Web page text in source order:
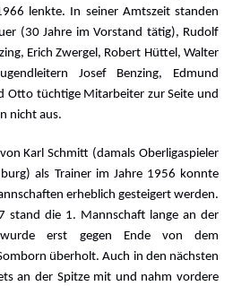
lenkte. In seiner Amtszeit standen
(30 Jahre im Vorstand tätig), Rudolf
Erich Zwergel, Robert Hüttel, Walter
Josef Benzing, Edmund
Otto tüchtige Mitarbeiter zur Seite und
nicht aus.
Karl Schmitt (damals Oberligaspieler
als Trainer im Jahre 1956 konnte
erheblich gesteigert werden.
stand die 1. Mannschaft lange an der
wurde erst gegen Ende von dem
überholt. Auch in den nächsten
an der Spitze mit und nahm vordere